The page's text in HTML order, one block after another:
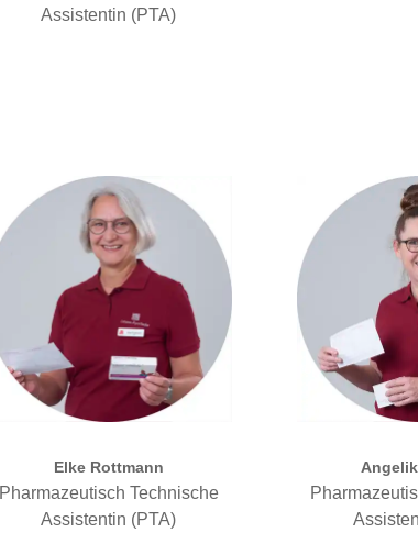
Assistentin (PTA)
Elke Rottmann
Pharmazeutisch Technische
Assistentin (PTA)